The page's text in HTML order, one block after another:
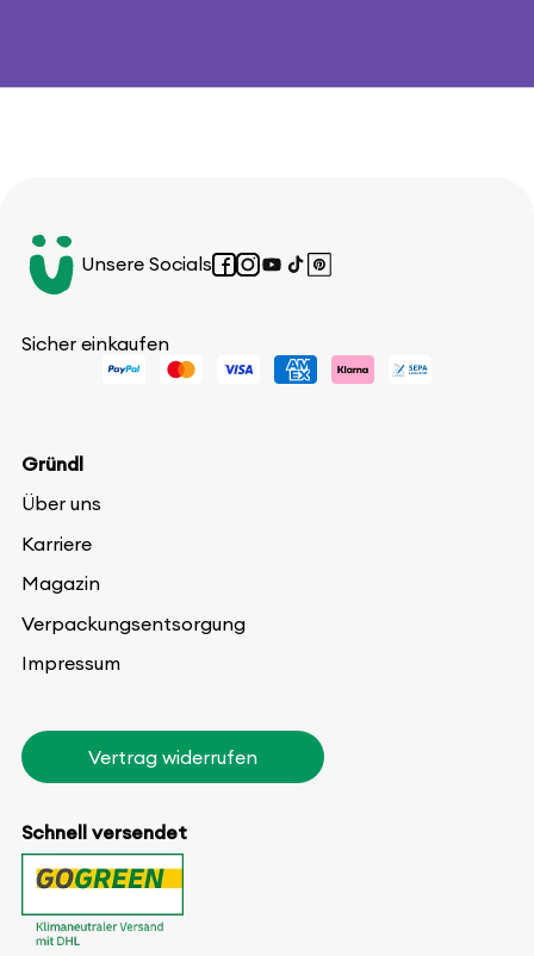
Unsere SocialsFacebook
Instagram
YouTube
TikTokPinterest
Sicher einkaufen
Gründl
Über uns
Karriere
Magazin
Verpackungsentsorgung
Impressum
Vertrag widerrufen
Schnell versendet